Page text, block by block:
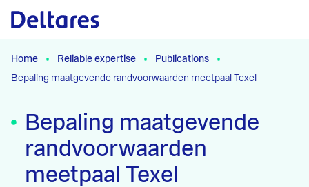
Naar hoofdcontent
Home Reliable expertise
Publications
Bepaling maatgevende randvoorwaarden meetpaal Texel
Bepaling maatgevende
randvoorwaarden
meetpaal Texel